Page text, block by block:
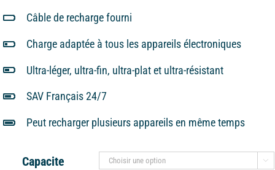
Câble de recharge fourni
Charge adaptée à tous les appareils électroniques
Ultra-léger, ultra-fin, ultra-plat et ultra-résistant
SAV Français 24/7
Peut recharger plusieurs appareils en même temps
Capacite 